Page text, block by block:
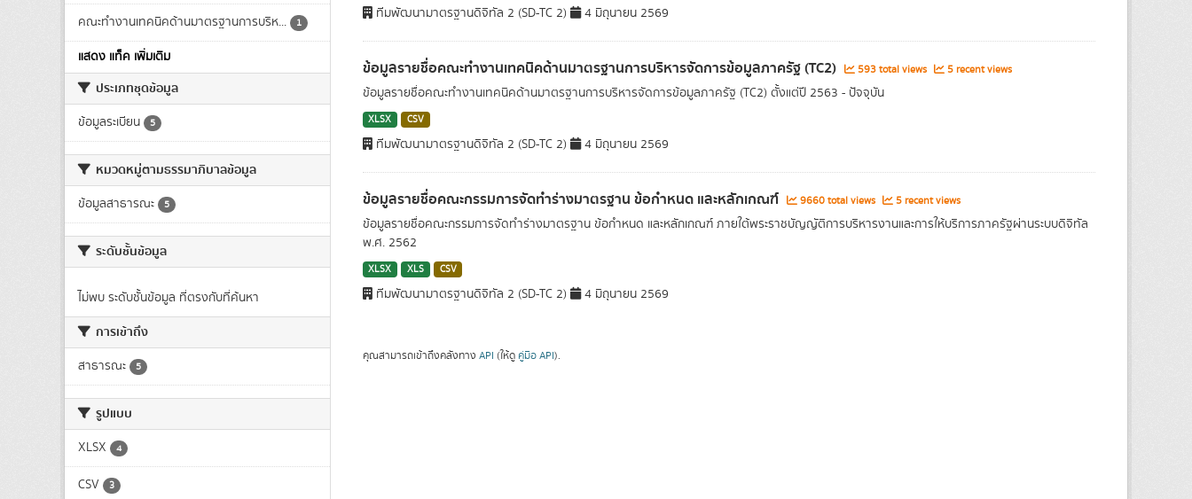
คณะทำงานเทคนิคด้านมาตรฐานการบริห... 1
แสดง แท็ค เพิ่มเติม
ประเภทชุดข้อมูล
ข้อมูลระเบียน 5
หมวดหมู่ตามธรรมาภิบาลข้อมูล
ข้อมูลสาธารณะ 5
ระดับชั้นข้อมูล
ไม่พบ ระดับชั้นข้อมูล ที่ตรงกับที่ค้นหา
การเข้าถึง
สาธารณะ 5
รูปแบบ
XLSX 4
CSV 3
ทีมพัฒนามาตรฐานดิจิทัล 2 (SD-TC 2) 4 มิถุนายน 2569
ข้อมูลรายชื่อคณะทำงานเทคนิคด้านมาตรฐานการบริหารจัดการข้อมูลภาครัฐ (TC2) 593 total views 5 recent views
ข้อมูลรายชื่อคณะทำงานเทคนิคด้านมาตรฐานการบริหารจัดการข้อมูลภาครัฐ (TC2) ตั้งแต่ปี 2563 - ปัจจุบัน
XLSX CSV
ทีมพัฒนามาตรฐานดิจิทัล 2 (SD-TC 2) 4 มิถุนายน 2569
ข้อมูลรายชื่อคณะกรรมการจัดทำร่างมาตรฐาน ข้อกำหนด และหลักเกณฑ์ 9660 total views 5 recent views
ข้อมูลรายชื่อคณะกรรมการจัดทำร่างมาตรฐาน ข้อกำหนด และหลักเกณฑ์ ภายใต้พระราชบัญญัติการบริหารงานและการให้บริการภาครัฐผ่านระบบดิจิทัล
พ.ศ. 2562
XLSX XLS CSV
ทีมพัฒนามาตรฐานดิจิทัล 2 (SD-TC 2) 4 มิถุนายน 2569
คุณสามารถเข้าถึงคลังทาง API (ให้ดู คู่มือ API).